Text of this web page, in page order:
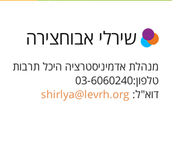
שירלי אבוחצירה
מנהלת אדמיניסטרציה היכל תרבות
טלפון:03-6060240
דוא"ל:shirlya@levrh.org